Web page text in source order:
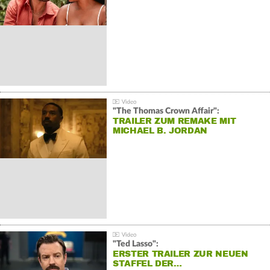
"The Thomas Crown Affair":
TRAILER ZUM REMAKE MIT
MICHAEL B. JORDAN
"Ted Lasso":
ERSTER TRAILER ZUR NEUEN
STAFFEL DER…